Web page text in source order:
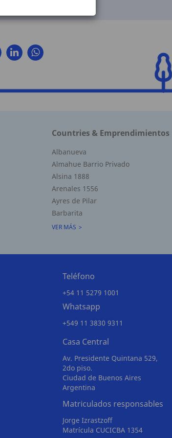
Countries & Emprendimientos
Albanueva
Almahue Barrio Privado
Alsina 1888
Arenales 1556
Ayres de Pilar
Barbarita
VER MÁS
Teléfono
+54 11 5279 1001
Whatsapp
+549 11 3830 9311
Casa Central
Av. Presidente Quintana 529,
2do piso.
Ciudad de Buenos Aires
Argentina
Matriculados responsables
Jorge Izrastzoff
Matrícula CUCICBA 1354